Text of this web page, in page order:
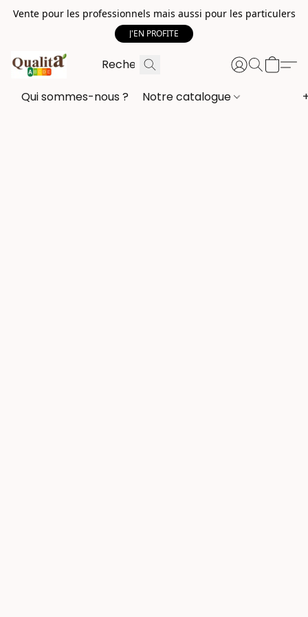
Vente pour les professionnels mais aussi pour les particulers
J'EN PROFITE
Qui sommes-nous ? Notre catalogue